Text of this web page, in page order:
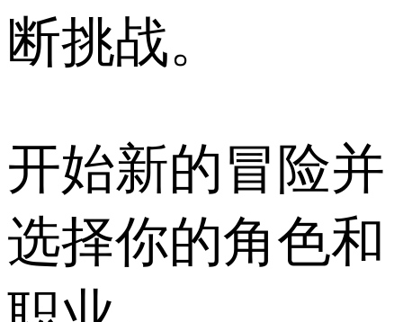
断挑战。
开始新的冒险并
选择你的角色和